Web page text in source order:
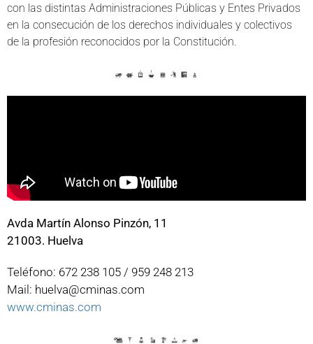
con las distintas Administraciones Públicas y Entes Privados
en la consecución de los derechos individuales y colectivos
de la profesión reconocidos por la Constitución.
Avda Martín Alonso Pinzón, 11
21003. Huelva
Teléfono: 672 238 105 / 959 248 213
Mail: huelva@cminas.com
www.cminas.com